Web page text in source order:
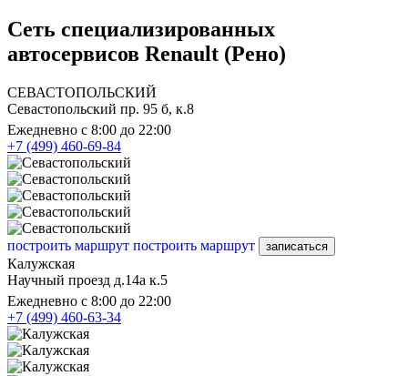
Сеть специализированных
автосервисов Renault (Рено)
СЕВАСТОПОЛЬСКИЙ
Севастопольский пр. 95 б, к.8
Ежедневно с 8:00 до 22:00
+7 (499) 460-69-84
построить маршрут построить маршрут записаться
Калужская
Научный проезд д.14а к.5
Ежедневно с 8:00 до 22:00
+7 (499) 460-63-34